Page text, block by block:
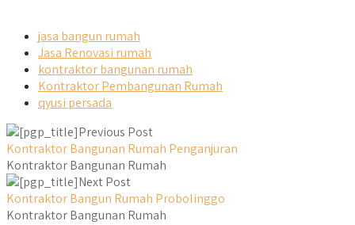
jasa bangun rumah
Jasa Renovasi rumah
kontraktor bangunan rumah
Kontraktor Pembangunan Rumah
qyusi persada
Previous Post
Kontraktor Bangunan Rumah Penganjuran
Kontraktor Bangunan Rumah
Next Post
Kontraktor Bangun Rumah Probolinggo
Kontraktor Bangunan Rumah